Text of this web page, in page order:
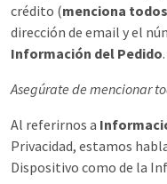
crédito (menciona
dirección de email y el
Información del Pedido.
Asegúrate de mencionar
Al referirnos a
Privacidad, estamos
Dispositivo como de la